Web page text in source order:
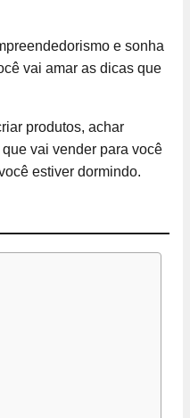
e sonha
vai amar as dicas que
produtos, achar
que vai vender para você
estiver dormindo.